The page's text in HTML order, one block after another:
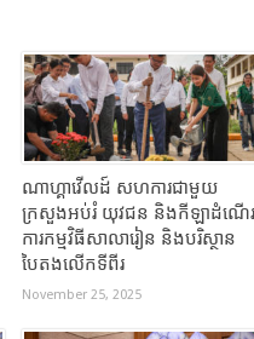
ណាហ្គាវើលដ៍ សហការជាមួយ
ក្រសួងអប់រំ យុវជន និងកីឡាដំណើរ
ការកម្មវិធីសាលារៀន និងបរិស្ថាន
បៃតងលើកទីពីរ
November 25, 2025